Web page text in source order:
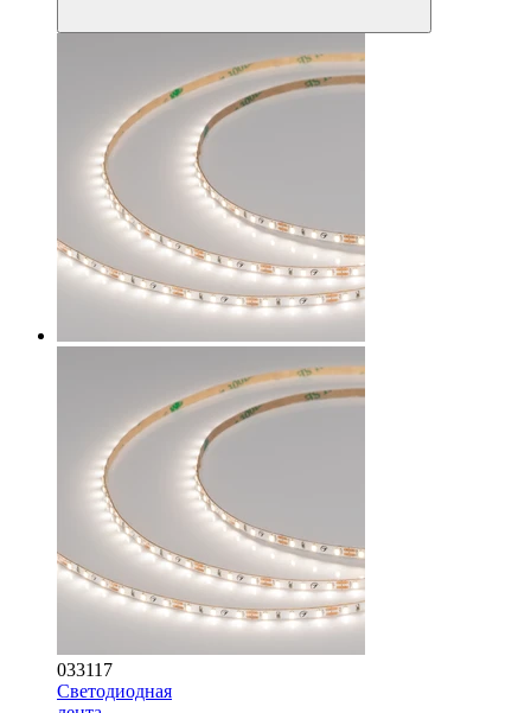
033117
Светодиодная